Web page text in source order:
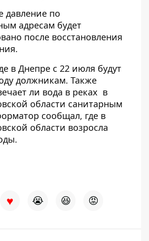
давление по
адресам будет
после восстановления
в Днепре с 22 июля будут
должникам. Также
ли вода в реках в
области санитарным
сообщал, где в
области возросла
.
♥ 😭 😆 😡